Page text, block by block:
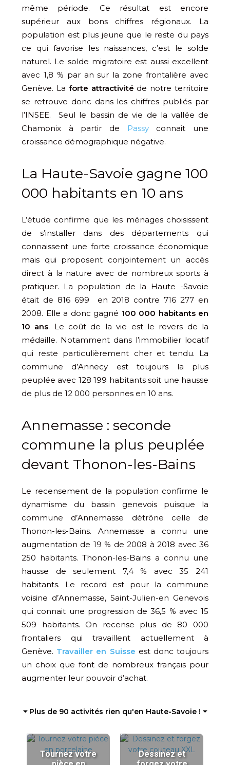
même période. Ce résultat est encore
supérieur aux bons chiffres régionaux. La
population est plus jeune que le reste du pays
ce qui favorise les naissances, c’est le solde
naturel. Le solde migratoire est aussi excellent
avec 1,8 % par an sur la zone frontalière avec
Genève. La forte attractivité de notre territoire
se retrouve donc dans les chiffres publiés par
l’INSEE. Seul le bassin de vie de la vallée de
Chamonix à partir de
Passyconnait une
croissance démographique négative.
La Haute-Savoie gagne 100
000 habitants en 10 ans
L’étude confirme que les ménages choisissent
de s’installer dans des départements qui
connaissent une forte croissance économique
mais qui proposent conjointement un accès
direct à la nature avec de nombreux sports à
pratiquer. La population de la Haute -Savoie
était de 816 699 en 2018 contre 716 277 en
2008. Elle a donc gagné 100 000 habitants en
10 ans. Le coût de la vie est le revers de la
médaille. Notamment dans l’immobilier locatif
qui reste particulièrement cher et tendu. La
commune d’Annecy est toujours la plus
peuplée avec 128 199 habitants soit une hausse
de plus de 12 000 personnes en 10 ans.
Annemasse : seconde
commune la plus peuplée
devant Thonon-les-Bains
Le recensement de la population confirme le
dynamisme du bassin genevois puisque la
commune d’Annemasse détrône celle de
Thonon-les-Bains. Annemasse a connu une
augmentation de 19 % de 2008 à 2018 avec 36
250 habitants. Thonon-les-Bains a connu une
hausse de seulement 7,4 % avec 35 241
habitants. Le record est pour la commune
voisine d’Annemasse, Saint-Julien-en Genevois
qui connait une progression de 36,5 % avec 15
509 habitants. On recense plus de 80 000
frontaliers qui travaillent actuellement à
Genève. Travailler en Suisse est donc toujours
un choix que font de nombreux français pour
augmenter leur pouvoir d’achat.
⏷ Plus de 90 activités rien qu'en Haute-Savoie ! ⏷
Tournez votre
Dessinez et